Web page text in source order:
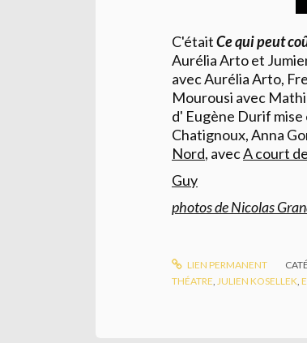
C'étaitCe qui peut
Aurélia Arto et
avec Aurélia Arto,
Mourousi avec
d' Eugène Durif mise
Chatignoux, Anna
Nord, avecA court
Guy
photos de Nicolas
LIEN PERMANENT
THÉATRE JULIEN KOSELLEK